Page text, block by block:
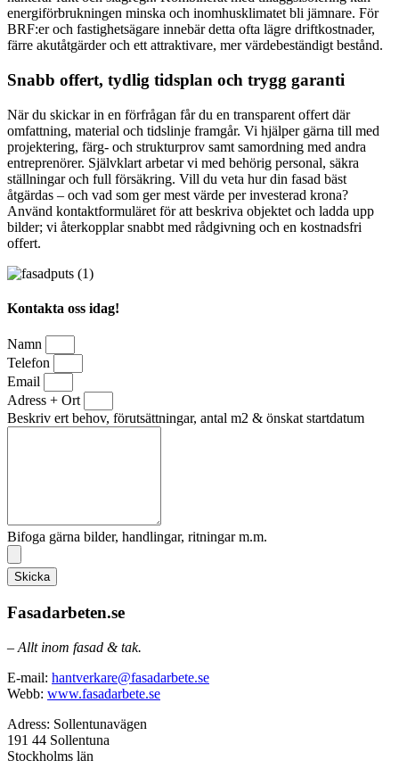
energiförbrukningen minska och inomhusklimatet bli jämnare. För
BRF:er och fastighetsägare innebär detta ofta lägre driftkostnader,
färre akutåtgärder och ett attraktivare, mer värdebeständigt bestånd.
Snabb offert, tydlig tidsplan och trygg garanti
När du skickar in en förfrågan får du en transparent offert där
omfattning, material och tidslinje framgår. Vi hjälper gärna till med
projektering, färg- och strukturprov samt samordning med andra
entreprenörer. Självklart arbetar vi med behörig personal, säkra
ställningar och full försäkring. Vill du veta hur din fasad bäst
åtgärdas – och vad som ger mest värde per investerad krona?
Använd kontaktformuläret för att beskriva objektet och ladda upp
bilder; vi återkopplar snabbt med rådgivning och en kostnadsfri
offert.
Kontakta oss idag!
Namn
Telefon
Email
Adress + Ort
Beskriv ert behov, förutsättningar, antal m2 & önskat startdatum
Bifoga gärna bilder, handlingar, ritningar m.m.
Skicka
Fasadarbeten.se
– Allt inom fasad & tak.
E-mail: hantverkare@fasadarbete.se
Webb: www.fasadarbete.se
Adress: Sollentunavägen
191 44 Sollentuna
Stockholms län